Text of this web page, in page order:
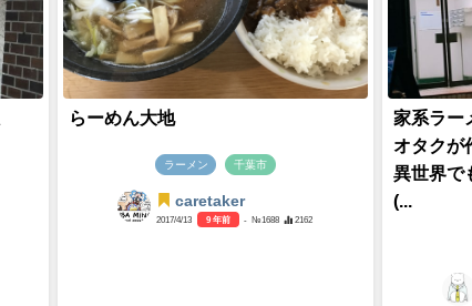
らーめん大地
ラーメン 千葉市
caretaker
2017/4/13 9 年前 - №1688 2162
家系ラー
オタクが
異世界で
(...